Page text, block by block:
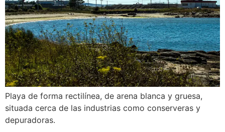
Playa de forma rectilínea, de arena blanca y gruesa,
situada cerca de las industrias como conserveras y
depuradoras.